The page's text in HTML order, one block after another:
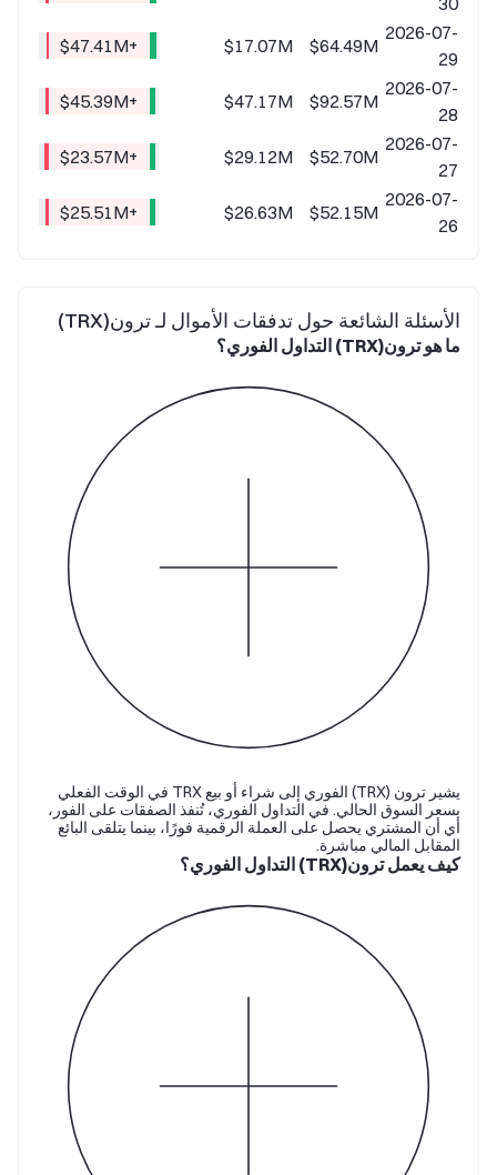
2026-07-
29
$64.49M
$17.07M
+$47.41M
2026-07-
28
$92.57M
$47.17M
+$45.39M
2026-07-
27
$52.70M
$29.12M
+$23.57M
2026-07-
26
$52.15M
$26.63M
+$25.51M
الأسئلة الشائعة حول تدفقات الأموال لـ ترون(TRX)
ما هو ترون(TRX) التداول الفوري؟
يشير ترون (TRX) الفوري إلى شراء أو بيع TRX في الوقت الفعلي
بسعر السوق الحالي. في التداول الفوري، تُنفذ الصفقات على الفور،
أي أن المشتري يحصل على العملة الرقمية فورًا، بينما يتلقى البائع
المقابل المالي مباشرة.
كيف يعمل ترون(TRX) التداول الفوري؟